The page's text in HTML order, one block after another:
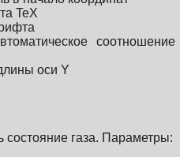
TeX
соотношение
оси Y
состояние газа. Параметры: